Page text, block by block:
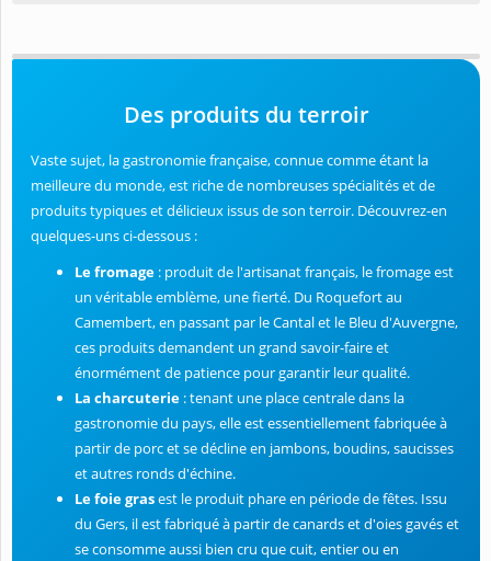
Des produits du terroir
Vaste sujet, la gastronomie française, connue comme étant la
meilleure du monde, est riche de nombreuses spécialités et de
produits typiques et délicieux issus de son terroir. Découvrez-en
quelques-uns ci-dessous :
Le fromage : produit de l'artisanat français, le fromage est
un véritable emblème, une fierté. Du Roquefort au
Camembert, en passant par le Cantal et le Bleu d'Auvergne,
ces produits demandent un grand savoir-faire et
énormément de patience pour garantir leur qualité.
La charcuterie : tenant une place centrale dans la
gastronomie du pays, elle est essentiellement fabriquée à
partir de porc et se décline en jambons, boudins, saucisses
et autres ronds d'échine.
Le foie grasest le produit phare en période de fêtes. Issu
du Gers, il est fabriqué à partir de canards et d'oies gavés et
se consomme aussi bien cru que cuit, entier ou en